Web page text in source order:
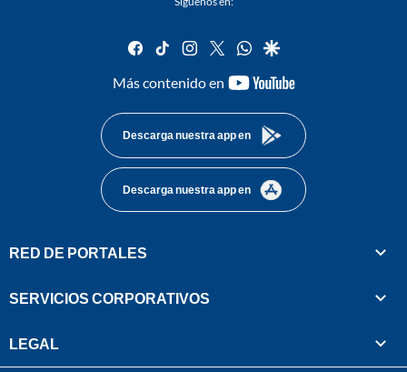
facebook
tiktok instagram
twitterwhatsapp
google
Más contenido en
youtube-
Descarga nuestra app en
Descarga nuestra app en
RED DE PORTALES
SERVICIOS CORPORATIVOS
LEGAL